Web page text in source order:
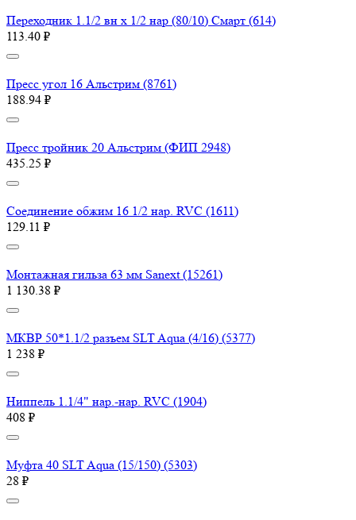
Переходник 1.1/2 вн х 1/2 нар (80/10) Смарт (614)
113.40 ₽
Пресс угол 16 Aльстрим (8761)
188.94 ₽
Пресс тройник 20 Aльстрим (ФИП 2948)
435.25 ₽
Соединение обжим 16 1/2 нар. RVC (1611)
129.11 ₽
Монтажная гильза 63 мм Sanext (15261)
1 130.38 ₽
МКВР 50*1.1/2 разъем SLT Aqua (4/16) (5377)
1 238 ₽
Ниппель 1.1/4" нар.-нар. RVC (1904)
408 ₽
Муфта 40 SLT Aqua (15/150) (5303)
28 ₽